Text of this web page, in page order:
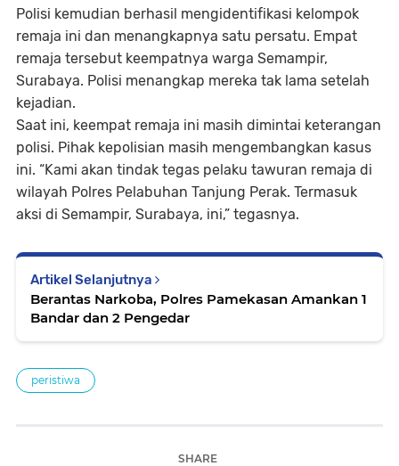
Polisi kemudian berhasil mengidentifikasi kelompok
remaja ini dan menangkapnya satu persatu. Empat
remaja tersebut keempatnya warga Semampir,
Surabaya. Polisi menangkap mereka tak lama setelah
kejadian.
Saat ini, keempat remaja ini masih dimintai keterangan
polisi. Pihak kepolisian masih mengembangkan kasus
ini. “Kami akan tindak tegas pelaku tawuran remaja di
wilayah Polres Pelabuhan Tanjung Perak. Termasuk
aksi di Semampir, Surabaya, ini,” tegasnya.
Artikel Selanjutnya
Berantas Narkoba, Polres Pamekasan Amankan 1
Bandar dan 2 Pengedar
peristiwa
SHARE